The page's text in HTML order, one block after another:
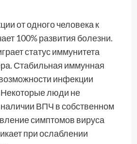
от одного человека к
100% развития болезни.
статус иммунитета
Стабильная иммунная
инфекции
Некоторые люди не
ВПЧ в собственном
симптомов вируса
при ослаблении